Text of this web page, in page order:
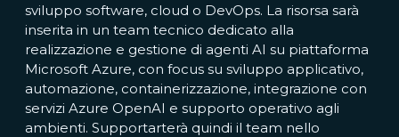
sviluppo software, cloud o DevOps. La risorsa sarà
inserita in un team tecnico dedicato alla
realizzazione e gestione di agenti AI su piattaforma
Microsoft Azure, con focus su sviluppo applicativo,
automazione, containerizzazione, integrazione con
servizi Azure OpenAI e supporto operativo agli
ambienti. Supportarterà quindi il team nello